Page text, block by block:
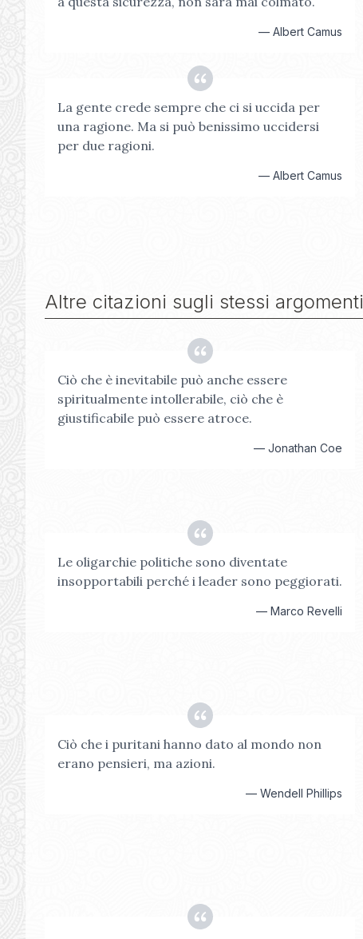
—Albert Camus
La gente crede sempre che ci si uccida per
una ragione. Ma si può benissimo uccidersi
per due ragioni.
—Albert Camus
Altre citazioni sugli stessi argomenti
Ciò che è inevitabile può anche essere
spiritualmente intollerabile, ciò che è
giustificabile può essere atroce.
—Jonathan Coe
Le oligarchie politiche sono diventate
insopportabili perché i leader sono peggiorati.
—Marco Revelli
Ciò che i puritani hanno dato al mondo non
erano pensieri, ma azioni.
—Wendell Phillips